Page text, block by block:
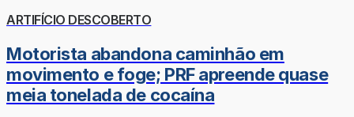
ARTIFÍCIO DESCOBERTO
Motorista abandona caminhão em
movimento e foge; PRF apreende quase
meia tonelada de cocaína